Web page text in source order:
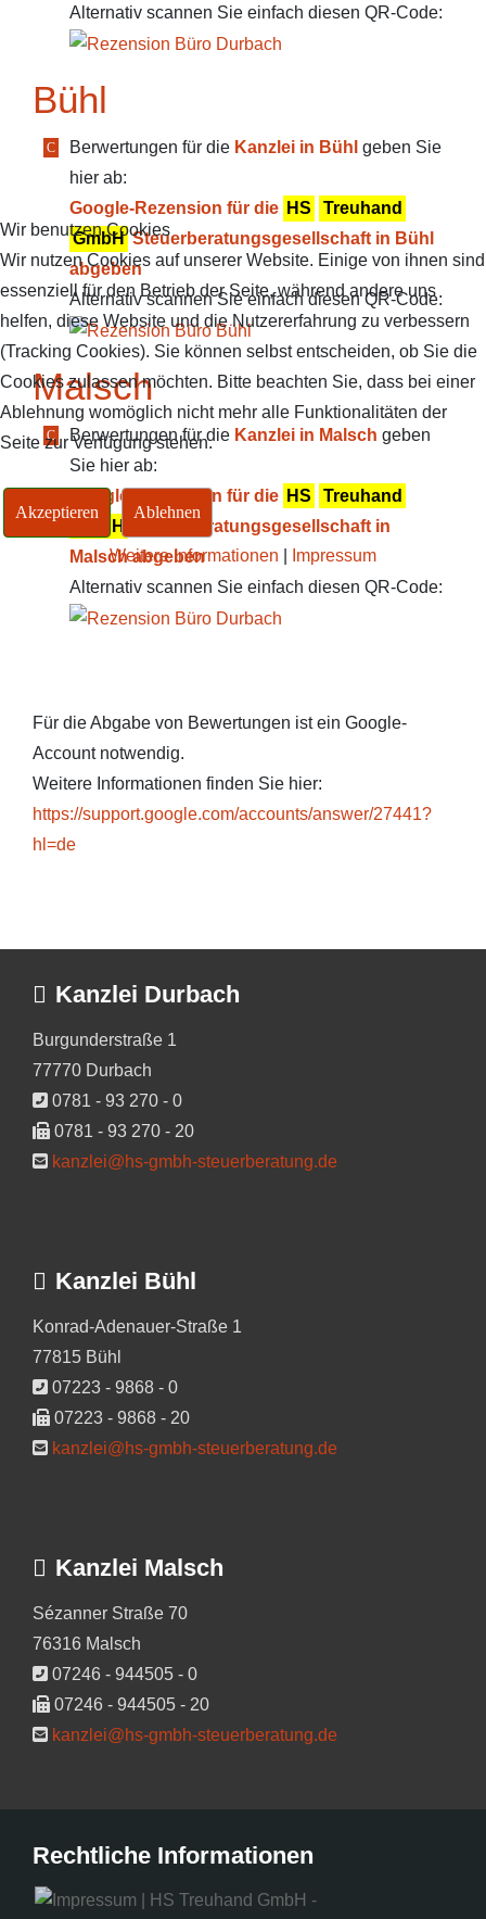
Alternativ scannen Sie einfach diesen QR-Code:
Bühl
Berwertungen für die Kanzlei in Bühl geben Sie
hier ab:
Google-Rezension für die HS
Treuhand
GmbH Steuerberatungsgesellschaft in Bühl
abgeben
Alternativ scannen Sie einfach diesen QR-Code:
Malsch
Berwertungen für die Kanzlei in Malsch geben
Sie hier ab:
Google-Rezension für die HS
Treuhand
GmbH
Steuerberatungsgesellschaft in
Malsch abgeben
Alternativ scannen Sie einfach diesen QR-Code:
Für die Abgabe von Bewertungen ist ein Google-
Account notwendig.
Weitere Informationen finden Sie hier:
https://support.google.com/accounts/answer/27441?
hl=de
Kanzlei Durbach
Burgunderstraße 1
77770 Durbach
0781 - 93 270 - 0
0781 - 93 270 - 20
kanzlei@hs-gmbh-steuerberatung.de
Kanzlei Bühl
Konrad-Adenauer-Straße 1
77815 Bühl
07223 - 9868 - 0
07223 - 9868 - 20
kanzlei@hs-gmbh-steuerberatung.de
Kanzlei Malsch
Sézanner Straße 70
76316 Malsch
07246 - 944505 - 0
07246 - 944505 - 20
kanzlei@hs-gmbh-steuerberatung.de
Rechtliche Informationen
Wir benutzen Cookies
Wir nutzen Cookies auf unserer Website. Einige von ihnen sind
essenziell für den Betrieb der Seite, während andere uns
helfen, diese Website und die Nutzererfahrung zu verbessern
(Tracking Cookies). Sie können selbst entscheiden, ob Sie die
Cookies zulassen möchten. Bitte beachten Sie, dass bei einer
Ablehnung womöglich nicht mehr alle Funktionalitäten der
Seite zur Verfügung stehen.
Akzeptieren Ablehnen
Weitere Informationen Impressum